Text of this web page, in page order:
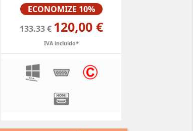
Preço
ECONOMIZE 10%
133.33 € 120,00 €
IVA incluido*